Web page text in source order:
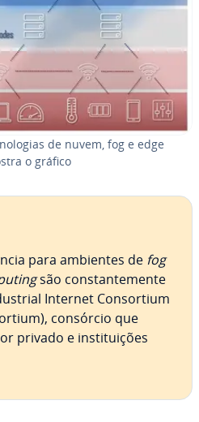
de nuvem, fog e edge
o gráfico
para ambientes de fog
são cons­tan­te­mente
Internet Con­sor­tium
consórcio que
privado e ins­ti­tui­ções